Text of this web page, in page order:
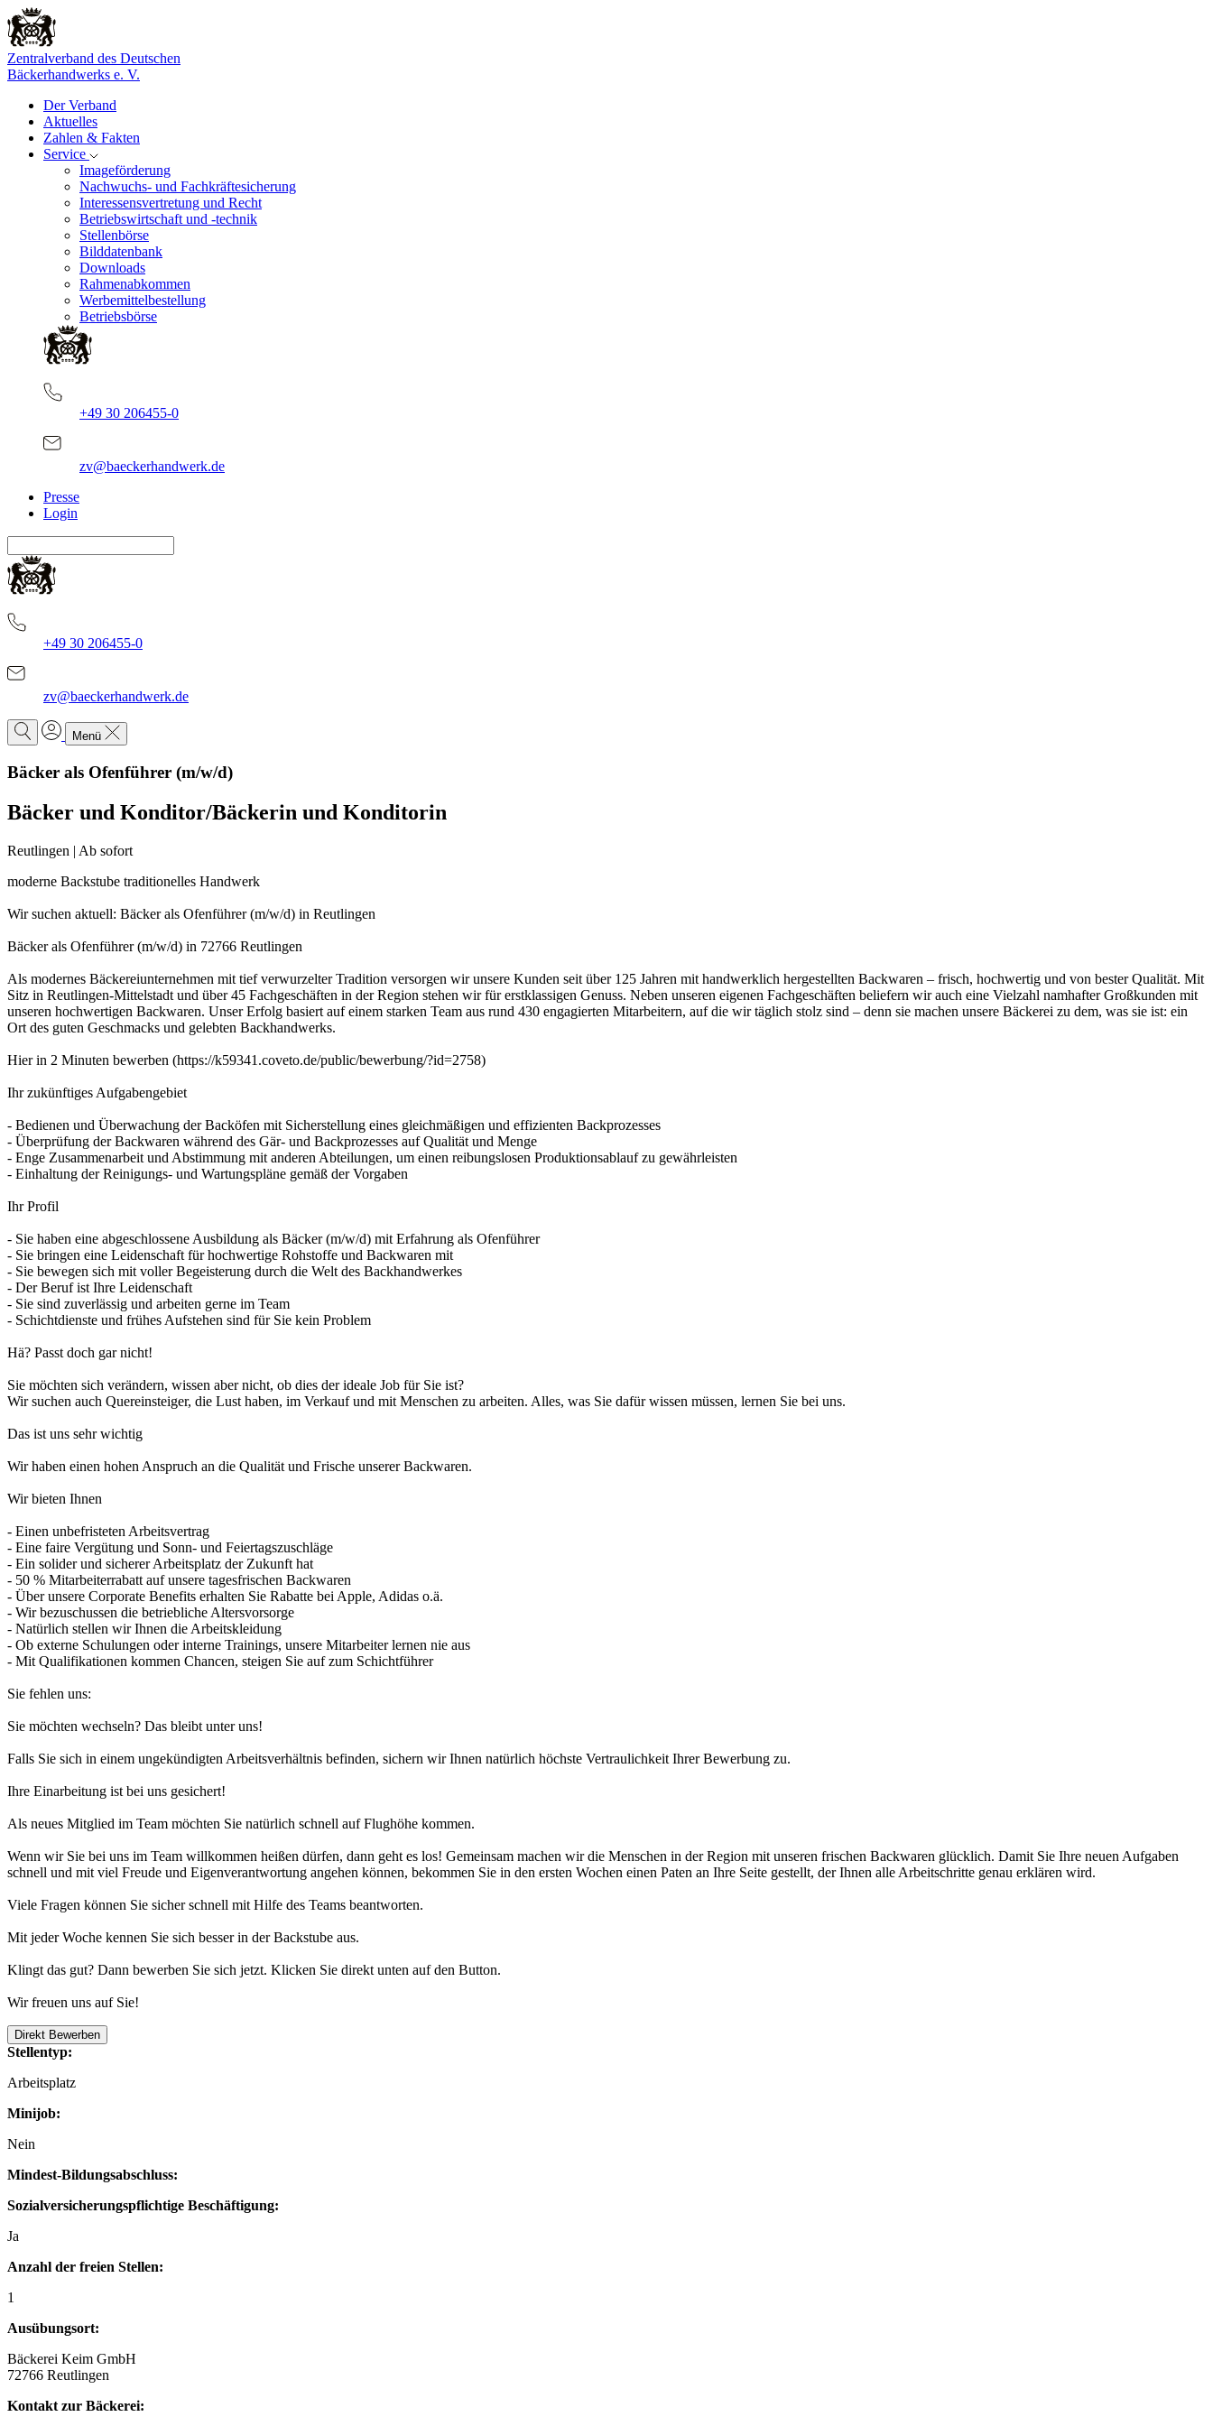
Zentralverband des Deutschen
Bäckerhandwerks e. V.
Der Verband
Aktuelles
Zahlen & Fakten
Service
Imageförderung
Nachwuchs- und Fachkräftesicherung
Interessensvertretung und Recht
Betriebswirtschaft und -technik
Stellenbörse
Bilddatenbank
Downloads
Rahmenabkommen
Werbemittelbestellung
Betriebsbörse
+49 30 206455-0
zv@baeckerhandwerk.de
Presse
Login
+49 30 206455-0
zv@baeckerhandwerk.de
Menü
Bäcker als Ofenführer (m/w/d)
Bäcker und Konditor/Bäckerin und Konditorin
Reutlingen | Ab sofort
moderne Backstube traditionelles Handwerk
Wir suchen aktuell: Bäcker als Ofenführer (m/w/d) in Reutlingen
Bäcker als Ofenführer (m/w/d) in 72766 Reutlingen
Als modernes Bäckereiunternehmen mit tief verwurzelter Tradition versorgen wir unsere Kunden seit über 125 Jahren mit handwerklich hergestellten Backwaren – frisch, hochwertig und von bester Qualität. Mit
Sitz in Reutlingen-Mittelstadt und über 45 Fachgeschäften in der Region stehen wir für erstklassigen Genuss. Neben unseren eigenen Fachgeschäften beliefern wir auch eine Vielzahl namhafter Großkunden mit
unseren hochwertigen Backwaren. Unser Erfolg basiert auf einem starken Team aus rund 430 engagierten Mitarbeitern, auf die wir täglich stolz sind – denn sie machen unsere Bäckerei zu dem, was sie ist: ein
Ort des guten Geschmacks und gelebten Backhandwerks.
Hier in 2 Minuten bewerben (https://k59341.coveto.de/public/bewerbung/?id=2758)
Ihr zukünftiges Aufgabengebiet
- Bedienen und Überwachung der Backöfen mit Sicherstellung eines gleichmäßigen und effizienten Backprozesses
- Überprüfung der Backwaren während des Gär- und Backprozesses auf Qualität und Menge
- Enge Zusammenarbeit und Abstimmung mit anderen Abteilungen, um einen reibungslosen Produktionsablauf zu gewährleisten
- Einhaltung der Reinigungs- und Wartungspläne gemäß der Vorgaben
Ihr Profil
- Sie haben eine abgeschlossene Ausbildung als Bäcker (m/w/d) mit Erfahrung als Ofenführer
- Sie bringen eine Leidenschaft für hochwertige Rohstoffe und Backwaren mit
- Sie bewegen sich mit voller Begeisterung durch die Welt des Backhandwerkes
- Der Beruf ist Ihre Leidenschaft
- Sie sind zuverlässig und arbeiten gerne im Team
- Schichtdienste und frühes Aufstehen sind für Sie kein Problem
Hä? Passt doch gar nicht!
Sie möchten sich verändern, wissen aber nicht, ob dies der ideale Job für Sie ist?
Wir suchen auch Quereinsteiger, die Lust haben, im Verkauf und mit Menschen zu arbeiten. Alles, was Sie dafür wissen müssen, lernen Sie bei uns.
Das ist uns sehr wichtig
Wir haben einen hohen Anspruch an die Qualität und Frische unserer Backwaren.
Wir bieten Ihnen
- Einen unbefristeten Arbeitsvertrag
- Eine faire Vergütung und Sonn- und Feiertagszuschläge
- Ein solider und sicherer Arbeitsplatz der Zukunft hat
- 50 % Mitarbeiterrabatt auf unsere tagesfrischen Backwaren
- Über unsere Corporate Benefits erhalten Sie Rabatte bei Apple, Adidas o.ä.
- Wir bezuschussen die betriebliche Altersvorsorge
- Natürlich stellen wir Ihnen die Arbeitskleidung
- Ob externe Schulungen oder interne Trainings, unsere Mitarbeiter lernen nie aus
- Mit Qualifikationen kommen Chancen, steigen Sie auf zum Schichtführer
Sie fehlen uns:
Sie möchten wechseln? Das bleibt unter uns!
Falls Sie sich in einem ungekündigten Arbeitsverhältnis befinden, sichern wir Ihnen natürlich höchste Vertraulichkeit Ihrer Bewerbung zu.
Ihre Einarbeitung ist bei uns gesichert!
Als neues Mitglied im Team möchten Sie natürlich schnell auf Flughöhe kommen.
Wenn wir Sie bei uns im Team willkommen heißen dürfen, dann geht es los! Gemeinsam machen wir die Menschen in der Region mit unseren frischen Backwaren glücklich. Damit Sie Ihre neuen Aufgaben
schnell und mit viel Freude und Eigenverantwortung angehen können, bekommen Sie in den ersten Wochen einen Paten an Ihre Seite gestellt, der Ihnen alle Arbeitschritte genau erklären wird.
Viele Fragen können Sie sicher schnell mit Hilfe des Teams beantworten.
Mit jeder Woche kennen Sie sich besser in der Backstube aus.
Klingt das gut? Dann bewerben Sie sich jetzt. Klicken Sie direkt unten auf den Button.
Wir freuen uns auf Sie!
Direkt Bewerben
Stellentyp:
Arbeitsplatz
Minijob:
Nein
Mindest-Bildungsabschluss:
Sozialversicherungspflichtige Beschäftigung:
Ja
Anzahl der freien Stellen:
1
Ausübungsort:
Bäckerei Keim GmbH
72766 Reutlingen
Kontakt zur Bäckerei: